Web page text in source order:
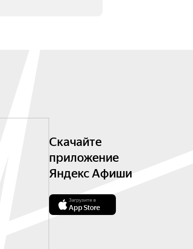
Скачайте
приложение
Яндекс Афиши
Загрузите в
App Store